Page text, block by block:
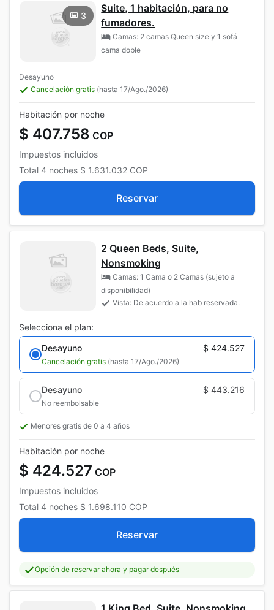
3
Suite, 1 habitación, para no
fumadores.
Camas: 2 camas Queen size y 1 sofá
cama doble
Desayuno
Cancelación gratis (hasta 17/Ago./2026)
Habitación por noche
$ 407.758 COP
Impuestos incluidos
Total 4 noches $ 1.631.032 COP
Reservar
2 Queen Beds, Suite,
Nonsmoking
Camas: 1 Cama o 2 Camas (sujeto a
disponibilidad)
Vista: De acuerdo a la hab reservada.
Selecciona el plan:
Desayuno
$ 424.527
Cancelación gratis (hasta 17/Ago./2026)
Desayuno $ 443.216
No reembolsable
Menores gratis de 0 a 4 años
Habitación por noche
$ 424.527 COP
Impuestos incluidos
Total 4 noches $ 1.698.110 COP
Reservar
Opción de reservar ahora y pagar después